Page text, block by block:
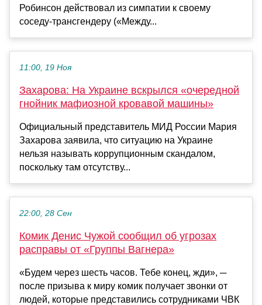
Робинсон действовал из симпатии к своему
соседу-трансгендеру («Между...
11:00, 19 Ноя
Захарова: На Украине вскрылся «очередной
гнойник мафиозной кровавой машины»
Официальный представитель МИД России Мария
Захарова заявила, что ситуацию на Украине
нельзя называть коррупционным скандалом,
поскольку там отсутству...
22:00, 28 Сен
Комик Денис Чужой сообщил об угрозах
расправы от «Группы Вагнера»
«Будем через шесть часов. Тебе конец, жди», ─
после призыва к миру комик получает звонки от
людей, которые представились сотрудниками ЧВК